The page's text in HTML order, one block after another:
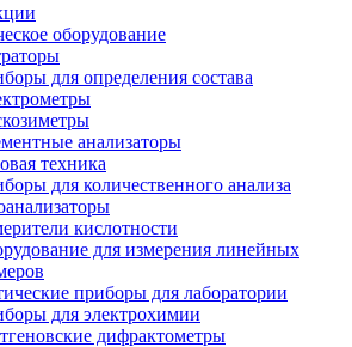
оборудование
для определения состава
анализаторы
техника
для количественного анализа
кислотности
для измерения линейных
приборы для лаборатории
для электрохимии
дифрактометры